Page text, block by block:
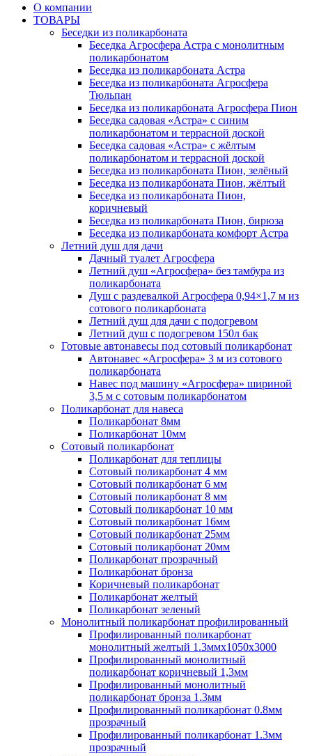
О компании
ТОВАРЫ
Беседки из поликарбоната
Беседка Агросфера Астра с монолитным
поликарбонатом
Беседка из поликарбоната Астра
Беседка из поликарбоната Агросфера
Тюльпан
Беседка из поликарбоната Агросфера Пион
Беседка садовая «Астра» с синим
поликарбонатом и террасной доской
Беседка садовая «Астра» с жёлтым
поликарбонатом и террасной доской
Беседка из поликарбоната Пион, зелёный
Беседка из поликарбоната Пион, жёлтый
Беседка из поликарбоната Пион,
коричневый
Беседка из поликарбоната Пион, бирюза
Беседка из поликарбоната комфорт Астра
Летний душ для дачи
Дачный туалет Агросфера
Летний душ «Агросфера» без тамбура из
поликарбоната
Душ с раздевалкой Агросфера 0,94×1,7 м из
сотового поликарбоната
Летний душ для дачи с подогревом
Летний душ с подогревом 150л бак
Готовые автонавесы под сотовый поликарбонат
Автонавес «Агросфера» 3 м из сотового
поликарбоната
Навес под машину «Агросфера» шириной
3,5 м с сотовым поликарбонатом
Поликарбонат для навеса
Поликарбонат 8мм
Поликарбонат 10мм
Сотовый поликарбонат
Поликарбонат для теплицы
Сотовый поликарбонат 4 мм
Сотовый поликарбонат 6 мм
Сотовый поликарбонат 8 мм
Сотовый поликарбонат 10 мм
Сотовый поликарбонат 16мм
Сотовый поликарбонат 25мм
Сотовый поликарбонат 20мм
Поликарбонат прозрачный
Поликарбонат бронза
Коричневый поликарбонат
Поликарбонат желтый
Поликарбонат зеленый
Монолитный поликарбонат профилированный
Профилированный поликарбонат
монолитный желтый 1.3ммх1050х3000
Профилированный монолитный
поликарбонат коричневый 1,3мм
Профилированный монолитный
поликарбонат бронза 1.3мм
Профилированный поликарбонат 0.8мм
прозрачный
Профилированный поликарбонат 1.3мм
прозрачный